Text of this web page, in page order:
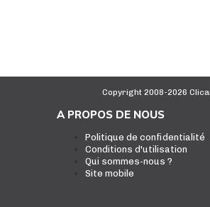
Copyright 2008-2026
A PROPOS DE NOUS
Politique de confidentialité
Conditions d'utilisation
Qui sommes-nous ?
Site mobile